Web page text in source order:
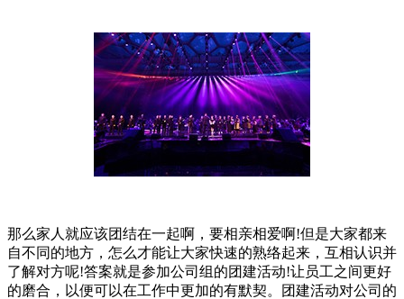
那么家人就应该团结在一起啊，要相亲相爱啊!但是大家都来
自不同的地方，怎么才能让大家快速的熟络起来，互相认识并
了解对方呢!答案就是参加公司组的团建活动!让员工之间更好
的磨合，以便可以在工作中更加的有默契。团建活动对公司的